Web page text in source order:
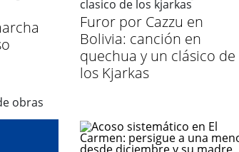
Furor por Cazzu en
Bolivia: canción en
quechua y un clásico de
los Kjarkas